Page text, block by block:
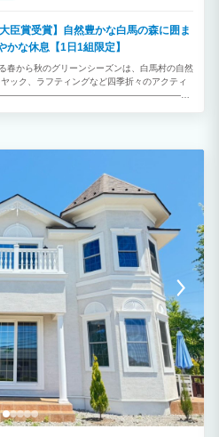
臣賞受賞】自然豊かな白馬の森に囲ま
な休息【1日1組限定】
春から秋のグリーンシーズンは、白馬村の自然
ック、ラフティングなど四季折々のアクティ
＞ 白馬の森に佇む3階建てのシャレ―（山小
んに使った暖かな空間が広がる3階建て 暖炉も
まるまるご利用いただけます お車も5台程度
駐車台数が夏季より少なくなります ＜周辺の
ー場への無料シャトルバス乗り場からも近く
ひお楽しみください。 飲食店なども集まった
食事やお買い物も心配なし！ ＜お部屋＞ 1
ド×1）リビング、ダイニング、キッチン、バ
2階：ベッドルーム×2部屋（セミダブルベッ
ーム（シングルベッド×2） ＜主な設備＞ 無
暖房、暖炉、キッチン、冷蔵庫、冷凍庫、炊
ン、コンロ、トースター、調理器具類、食器
イヤー、洗濯機、乾燥機、清掃用具、バーベ
具（有料） ＜アメニティ＞ フェイスタオル、
、コンディショナー、ボディソープ、ハンドソ
剃り、シェービングジェル・フォーム、コット
エリアにあるシャレ―です 21時以降はお部屋
ごしください